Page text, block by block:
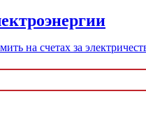
на счетах за